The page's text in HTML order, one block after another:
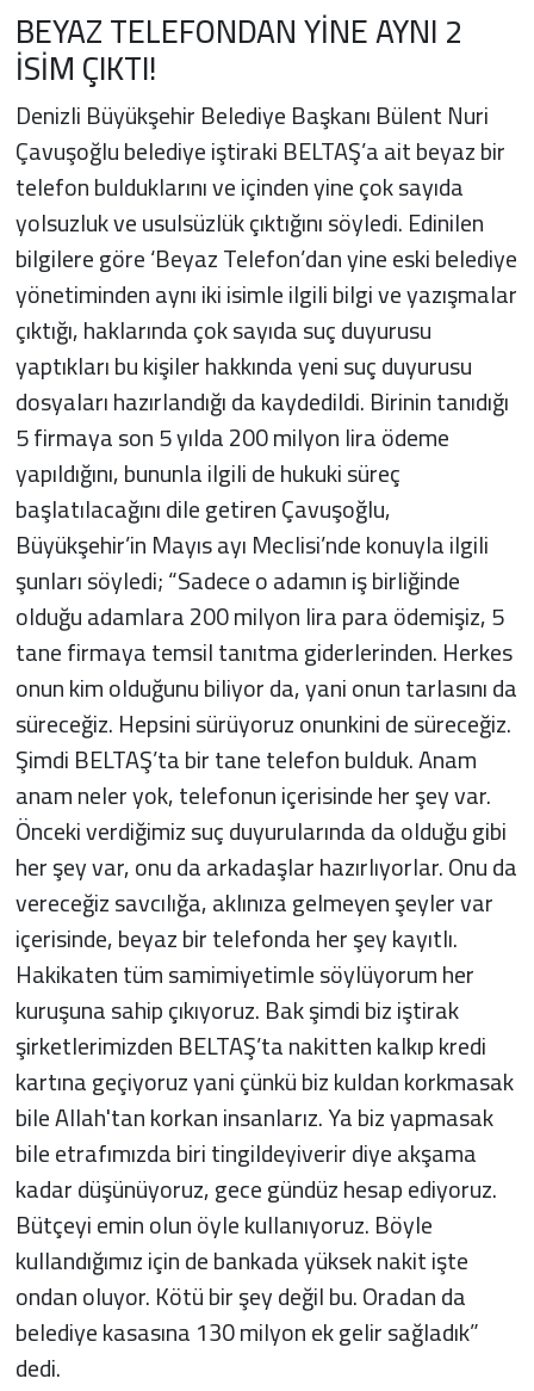
BEYAZ TELEFONDAN YİNE AYNI 2
İSİM ÇIKTI!
Denizli Büyükşehir Belediye Başkanı Bülent Nuri
Çavuşoğlu belediye iştiraki BELTAŞ’a ait beyaz bir
telefon bulduklarını ve içinden yine çok sayıda
yolsuzluk ve usulsüzlük çıktığını söyledi. Edinilen
bilgilere göre ‘Beyaz Telefon’dan yine eski belediye
yönetiminden aynı iki isimle ilgili bilgi ve yazışmalar
çıktığı, haklarında çok sayıda suç duyurusu
yaptıkları bu kişiler hakkında yeni suç duyurusu
dosyaları hazırlandığı da kaydedildi. Birinin tanıdığı
5 firmaya son 5 yılda 200 milyon lira ödeme
yapıldığını, bununla ilgili de hukuki süreç
başlatılacağını dile getiren Çavuşoğlu,
Büyükşehir’in Mayıs ayı Meclisi’nde konuyla ilgili
şunları söyledi; “Sadece o adamın iş birliğinde
olduğu adamlara 200 milyon lira para ödemişiz, 5
tane firmaya temsil tanıtma giderlerinden. Herkes
onun kim olduğunu biliyor da, yani onun tarlasını da
süreceğiz. Hepsini sürüyoruz onunkini de süreceğiz.
Şimdi BELTAŞ’ta bir tane telefon bulduk. Anam
anam neler yok, telefonun içerisinde her şey var.
Önceki verdiğimiz suç duyurularında da olduğu gibi
her şey var, onu da arkadaşlar hazırlıyorlar. Onu da
vereceğiz savcılığa, aklınıza gelmeyen şeyler var
içerisinde, beyaz bir telefonda her şey kayıtlı.
Hakikaten tüm samimiyetimle söylüyorum her
kuruşuna sahip çıkıyoruz. Bak şimdi biz iştirak
şirketlerimizden BELTAŞ’ta nakitten kalkıp kredi
kartına geçiyoruz yani çünkü biz kuldan korkmasak
bile Allah'tan korkan insanlarız. Ya biz yapmasak
bile etrafımızda biri tingildeyiverir diye akşama
kadar düşünüyoruz, gece gündüz hesap ediyoruz.
Bütçeyi emin olun öyle kullanıyoruz. Böyle
kullandığımız için de bankada yüksek nakit işte
ondan oluyor. Kötü bir şey değil bu. Oradan da
belediye kasasına 130 milyon ek gelir sağladık”
dedi.